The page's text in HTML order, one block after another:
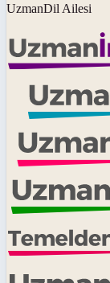
UzmanDil Ailesi